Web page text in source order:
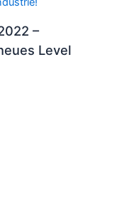
–
Level